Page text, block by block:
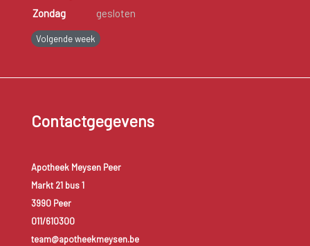
Zondag
gesloten
Volgende week
Contactgegevens
Apotheek Meysen Peer
Markt 21 bus 1
3990 Peer
011/610300
team@apotheekmeysen.be